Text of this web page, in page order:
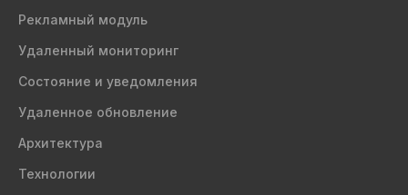
Рекламный модуль
Удаленный мониторинг
Состояние и уведомления
Удаленное обновление
Архитектура
Технологии